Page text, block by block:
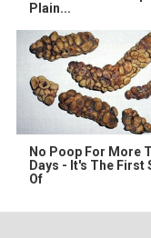
Plain...
No Poop For More
Days - It's The First
Of